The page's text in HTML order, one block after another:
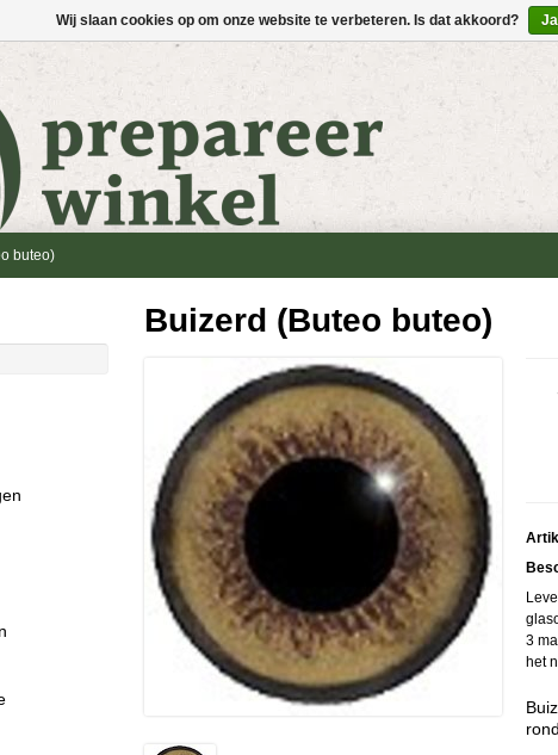
buteo)
Buizerd (Buteo buteo)
3
het
Wij slaan cookies op om onze website te verbeteren. Is dat akkoord? Ja